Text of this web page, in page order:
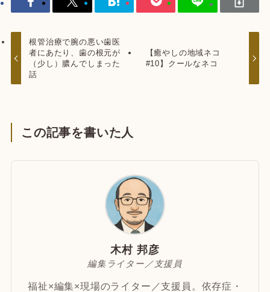
根管治療で腕の悪い歯医
者にあたり、歯の根元が
（少し）膿んでしまった
話
【癒やしの地域ネコ
#10】クールなネコ
この記事を書いた人
木村 邦彦
編集ライター／支援員
福祉×編集×現場のライター／支援員。依存症・